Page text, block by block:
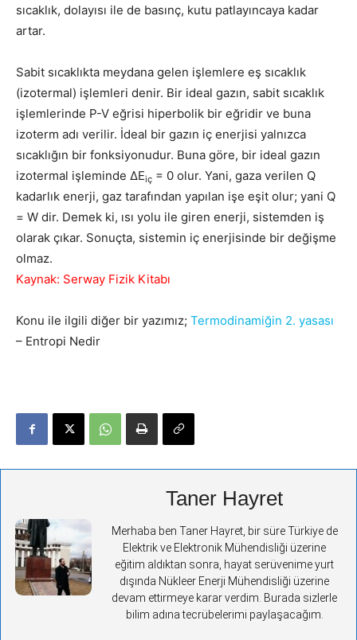
sıcaklık, dolayısı ile de basınç, kutu patlayıncaya kadar
artar.
Sabit sıcaklıkta meydana gelen işlemlere eş sıcaklık
(izotermal) işlemleri denir. Bir ideal gazın, sabit sıcaklık
işlemlerinde P-V eğrisi hiperbolik bir eğridir ve buna
izoterm adı verilir. İdeal bir gazın iç enerjisi yalnızca
sıcaklığın bir fonksiyonudur. Buna göre, bir ideal gazın
izotermal işleminde ΔEiç = 0 olur. Yani, gaza verilen Q
kadarlık enerji, gaz tarafından yapılan işe eşit olur; yani Q
= W dir. Demek ki, ısı yolu ile giren enerji, sistemden iş
olarak çıkar. Sonuçta, sistemin iç enerjisinde bir değişme
olmaz.
Kaynak: Serway Fizik Kitabı
Konu ile ilgili diğer bir yazımız; Termodinamiğin 2. yasası
– Entropi Nedir
Taner Hayret
Merhaba ben Taner Hayret, bir süre Türkiye de
Elektrik ve Elektronik Mühendisliği üzerine
eğitim aldıktan sonra, hayat serüvenime yurt
dışında Nükleer Enerji Mühendisliği üzerine
devam ettirmeye karar verdim. Burada sizlerle
bilim adına tecrübelerimi paylaşacağım.